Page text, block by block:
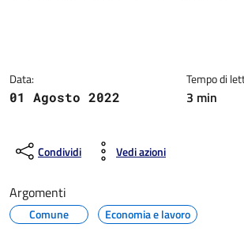
Data:
01 Agosto 2022
Tempo di
3 min
Condividi Vedi azioni
Argomenti
Comune Economia e lavoro